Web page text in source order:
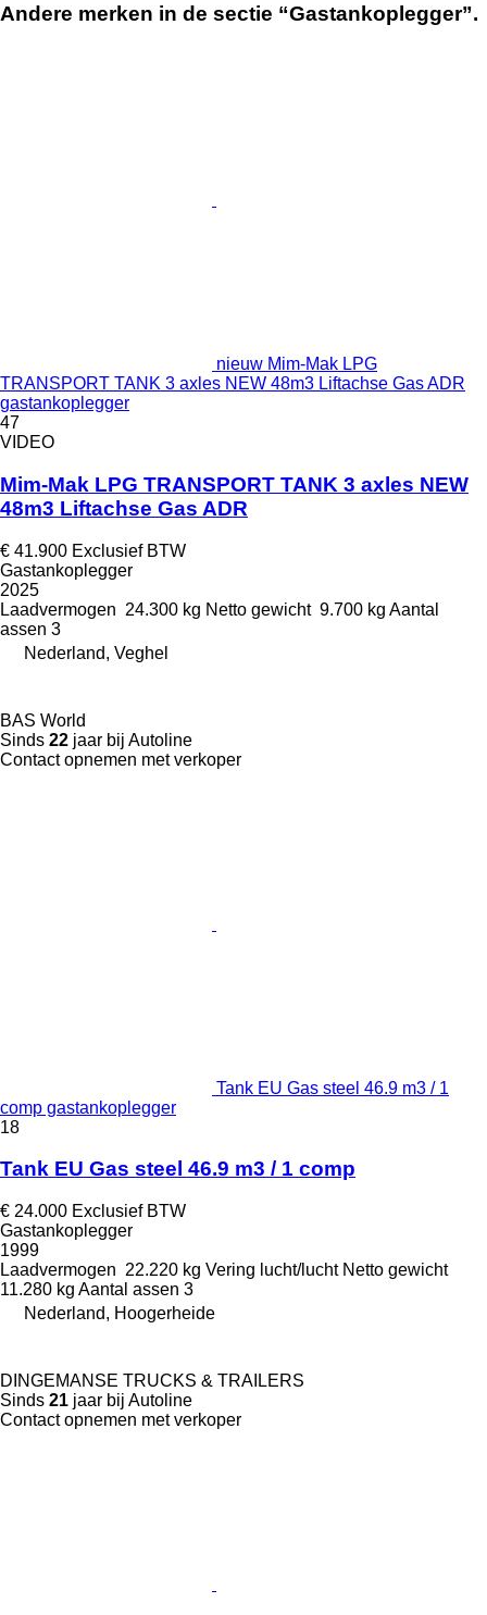
Andere merken in de sectie “Gastankoplegger”.
nieuw Mim-Mak LPG
TRANSPORT TANK 3 axles NEW 48m3 Liftachse Gas ADR
gastankoplegger
47
VIDEO
Mim-Mak LPG TRANSPORT TANK 3 axles NEW
48m3 Liftachse Gas ADR
€ 41.900 Exclusief BTW
Gastankoplegger
2025
Laadvermogen 24.300 kg Netto gewicht 9.700 kg Aantal
assen 3
Nederland, Veghel
BAS World
Sinds 22 jaar bij Autoline
Contact opnemen met verkoper
Tank EU Gas steel 46.9 m3 / 1
comp gastankoplegger
18
Tank EU Gas steel 46.9 m3 / 1 comp
€ 24.000 Exclusief BTW
Gastankoplegger
1999
Laadvermogen 22.220 kg Vering lucht/lucht Netto gewicht
11.280 kg Aantal assen 3
Nederland, Hoogerheide
DINGEMANSE TRUCKS & TRAILERS
Sinds 21 jaar bij Autoline
Contact opnemen met verkoper